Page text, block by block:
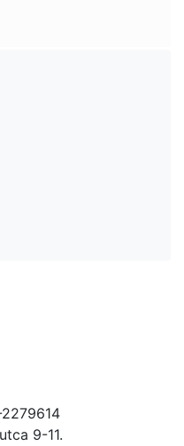
9-11.